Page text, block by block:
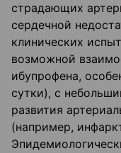
страдающих
сердечной
клинических
возможной
ибупрофена,
сутки), с
развития
(например,